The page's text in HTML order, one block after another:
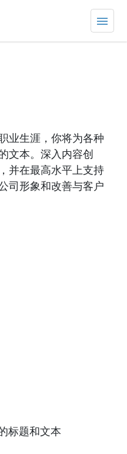
业生涯，你将为各种
文本。深入内容创
并在最高水平上支持
司形象和改善与客户
标题和文本